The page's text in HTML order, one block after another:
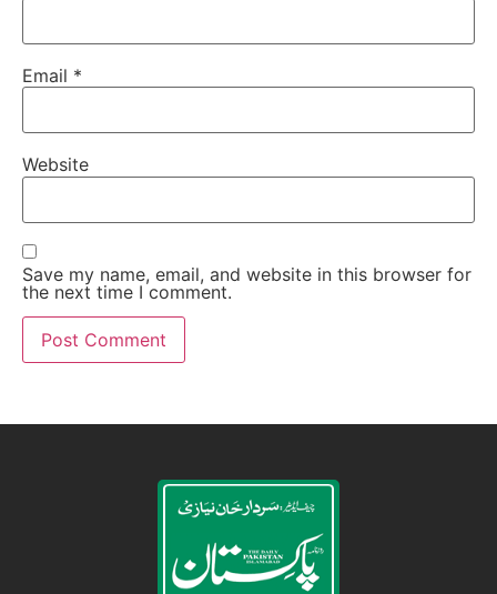
Email *
Website
Save my name, email, and website in this browser for
the next time I comment.